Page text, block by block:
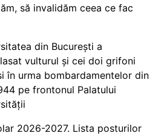
să invalidăm ceea ce fac
din București a
vulturul și cei doi grifoni
în urma bombardamentelor din
pe frontonul Palatului
2026-2027. Lista posturilor